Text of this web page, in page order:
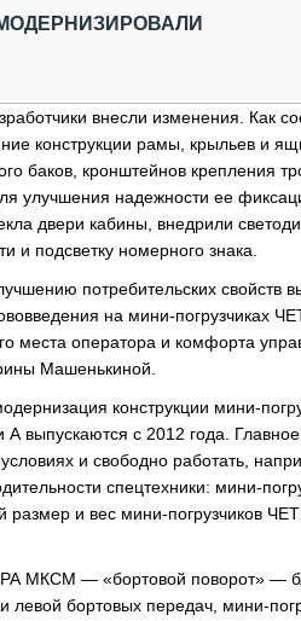
внесли изменения. Как
конструкции рамы, крыльев и
баков, кронштейнов крепления
улучшения надежности ее
двери кабины, внедрили
и подсветку номерного знака.
потребительских свойств
на мини-погрузчиках
места оператора и комфорта
Машенькиной.
конструкции мини-
с 2012 года.
и свободно работать,
спецтехники: мини-
размер и вес мини-погрузчиков
МКСМ — «бортовой поворот» —
левой бортовых передач, мини-